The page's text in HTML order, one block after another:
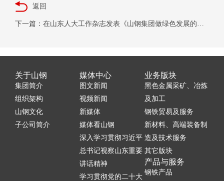
返回
下一篇：在山东人大工作杂志发表《山钢集团做绿色发展的践行者推动者领跑者》
关于山钢
集团简介
组织架构
山钢文化
子公司简介
媒体中心
图文新闻
视频新闻
新媒体
媒体看山钢
深入学习贯彻习近平
总书记视察山东重要
讲话精神
学习贯彻党的二十大
业务版块
黑色金属采矿、冶炼
及加工
钢铁贸易及服务
新材料、高端装备制
造及技术服务
其它版块
产品与服务
钢铁产品